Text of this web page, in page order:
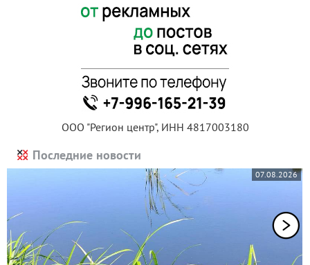
ООО "Регион центр", ИНН 4817003180
Последние новости
07.08.2026